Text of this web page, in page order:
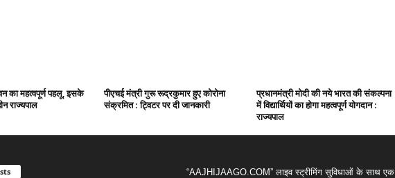
का महत्वपूर्ण पहलू, इसके
राज्यपाल
पीएचई मंत्री गुरू रूद्रकुमार हुए कोरोना
संक्रमित : ट्विटर पर दी जानकारी
प्रधानमंत्री मोदी की नये भारत की संकल्पना
में विद्यार्थियों का होगा महत्वपूर्ण योगदान :
राज्यपाल
“AAJHIJAAGO.COM” लाइव स्ट्रीमिंग सुविधाओं के साथ एक